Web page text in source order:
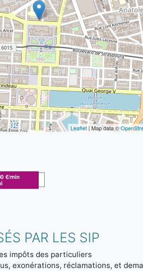
Leaflet | Map data ©
PAR LES SIP
impôts des particuliers
exonérations, réclamations, et